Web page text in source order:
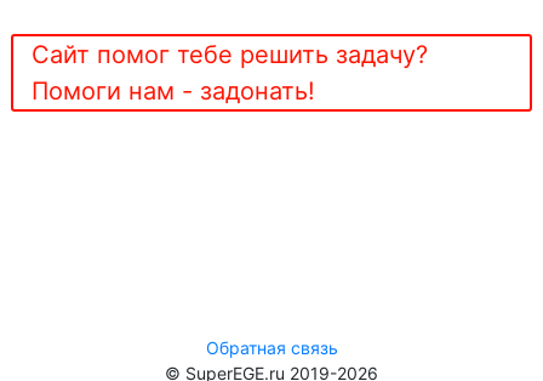
Сайт помог тебе решить задачу?
Помоги нам - задонать!
Обратная связь
© SuperEGE.ru 2019-2026